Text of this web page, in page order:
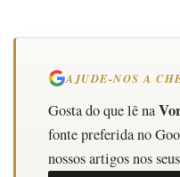
AJUDE-NOS A
Gosta do que lê na
fonte preferida no
nossos artigos nos